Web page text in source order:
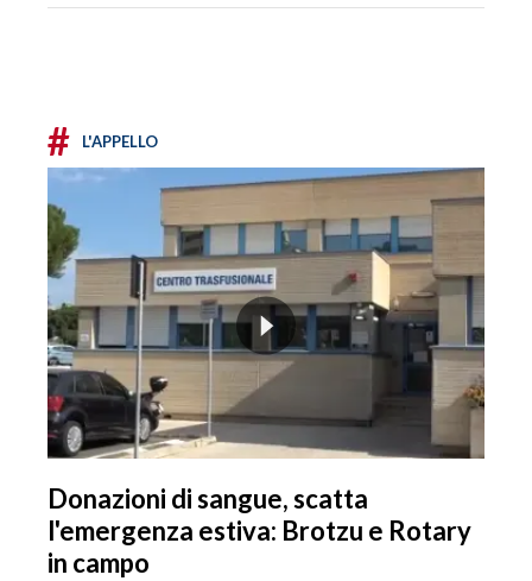
# L'APPELLO
Donazioni di sangue, scatta
l'emergenza estiva: Brotzu e Rotary
in campo